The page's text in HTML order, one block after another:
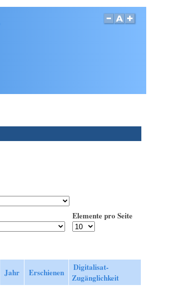
Elemente pro Seite
Jahr Erschienen
Digitalisat-
Zugänglichkeit